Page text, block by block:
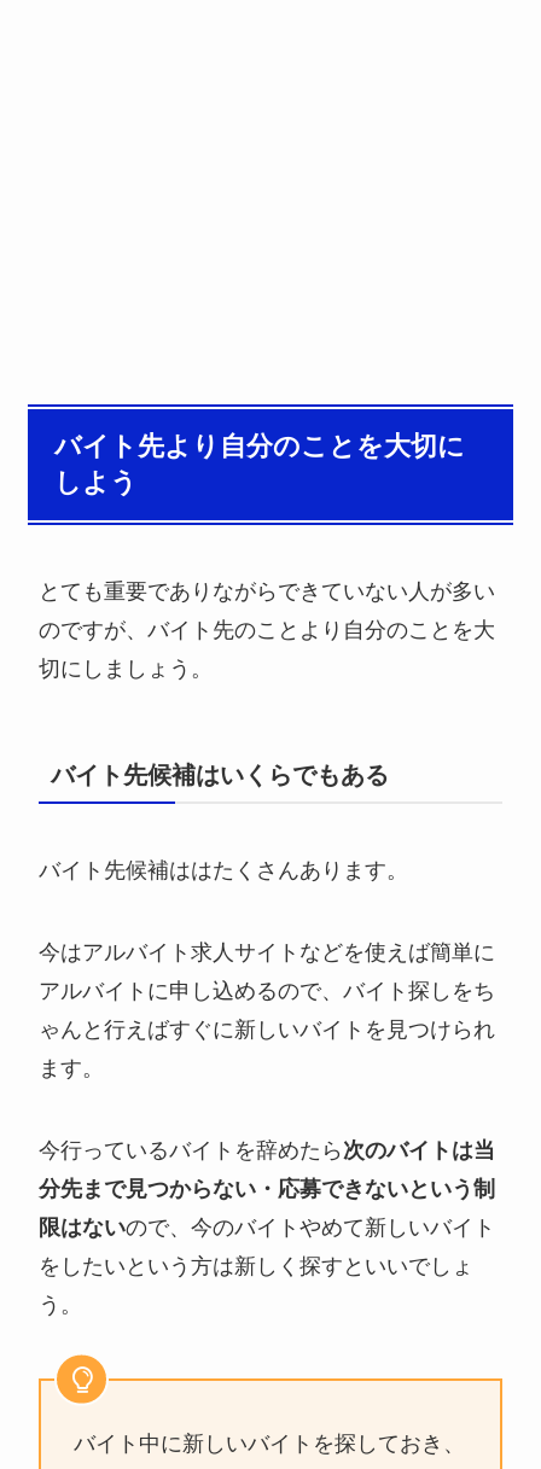
バイト先より自分のことを大切に
しよう
とても重要でありながらできていない人が多い
のですが、バイト先のことより自分のことを大
切にしましょう。
バイト先候補はいくらでもある
バイト先候補ははたくさんあります。
今はアルバイト求人サイトなどを使えば簡単に
アルバイトに申し込めるので、バイト探しをち
ゃんと行えばすぐに新しいバイトを見つけられ
ます。
今行っているバイトを辞めたら 次のバイトは当
分先まで見つからない・応募できないという制
限はないので、今のバイトやめて新しいバイト
をしたいという方は新しく探すといいでしょ
う。
バイト中に新しいバイトを探しておき、